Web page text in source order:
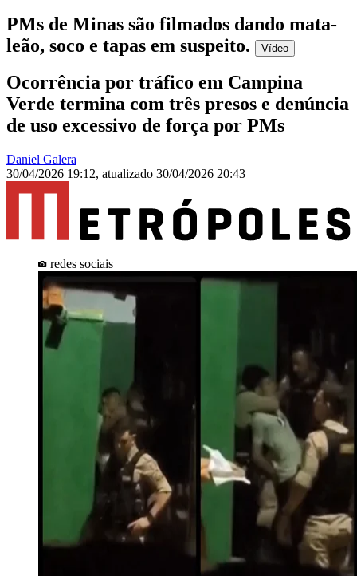
PMs de Minas são filmados dando mata-
leão, soco e tapas em suspeito. Vídeo
Ocorrência por tráfico em Campina
Verde termina com três presos e denúncia
de uso excessivo de força por PMs
Daniel Galera
30/04/2026 19:12, atualizado 30/04/2026 20:43
redes sociais